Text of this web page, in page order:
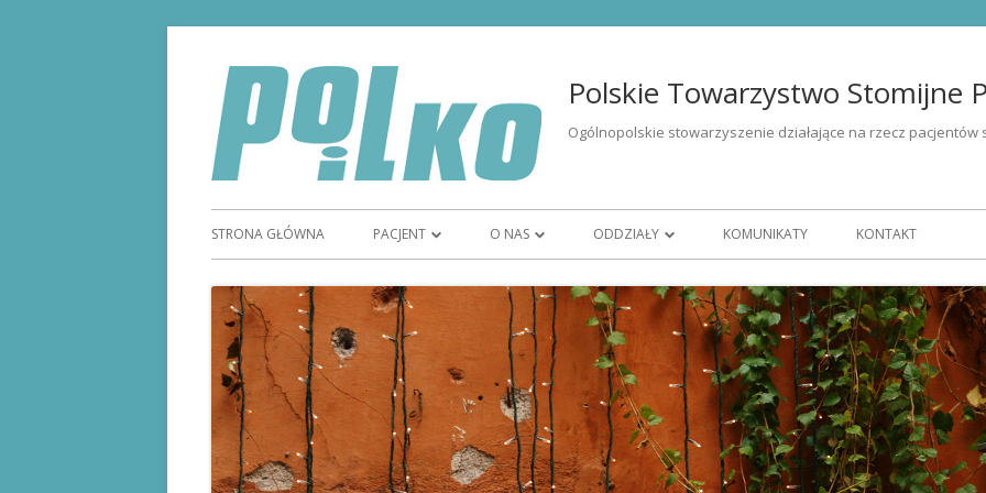
Polskie Towarzystwo Stomijne
Ogólnopolskie stowarzyszenie działające na rzecz pacjentów
STRONA GŁÓWNA PACJENT
STOMIĄ
STOMIA
SPRZĘT STOMIJNY
REFUNDACJA SPRZĘTU
O NAS
CZŁONKOSTWO
ZARZĄD
WOLONTARIAT
HISTORIA
ODDZIAŁY
OR BYDGOSZCZ
OR GORZÓW WIELKOPOLSKI
OR KATOWICE
OR KIELCE
KOMUNIKATY KONTAKT